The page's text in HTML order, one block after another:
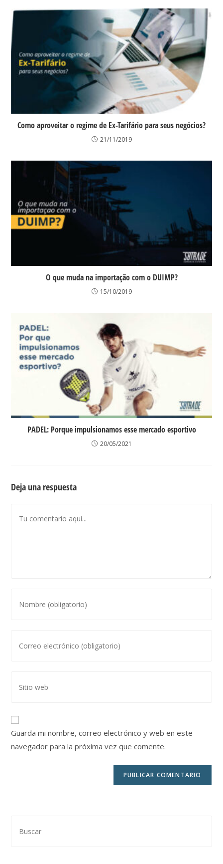
Como aproveitar o regime de Ex-Tarifário para seus negócios?
21/11/2019
O que muda na importação com o DUIMP?
15/10/2019
PADEL: Porque impulsionamos esse mercado esportivo
20/05/2021
Deja una respuesta
Guarda mi nombre, correo electrónico y web en este
navegador para la próxima vez que comente.